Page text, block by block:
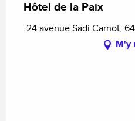
Hôtel de la Paix
24 avenue Sadi Carnot,
M'y